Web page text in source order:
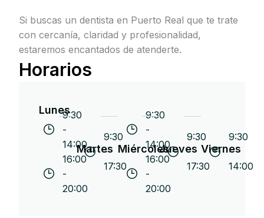
Si buscas un dentista en Puerto Real que te trate
con cercanía, claridad y profesionalidad,
estaremos encantados de atenderte.
Horarios
Lunes9:30
-
14:00
16:00
-
20:00
Martes
9:30
-
17:30
Miércoles
9:30
-
14:00
16:00
-
20:00
Jueves
9:30
-
17:30
Viernes
9:30
-
14:00